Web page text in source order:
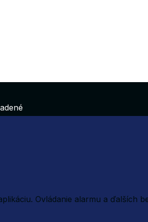
Ovládanie alarmu a